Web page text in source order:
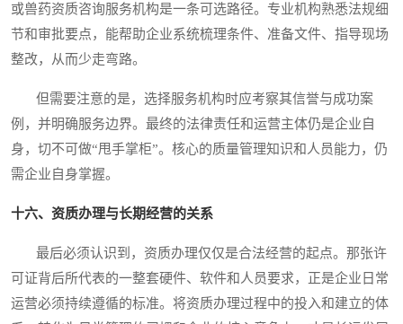
或兽药资质咨询服务机构是一条可选路径。专业机构熟悉法规细
节和审批要点，能帮助企业系统梳理条件、准备文件、指导现场
整改，从而少走弯路。
但需要注意的是，选择服务机构时应考察其信誉与成功案
例，并明确服务边界。最终的法律责任和运营主体仍是企业自
身，切不可做“甩手掌柜”。核心的质量管理知识和人员能力，仍
需企业自身掌握。
十六、资质办理与长期经营的关系
最后必须认识到，资质办理仅仅是合法经营的起点。那张许
可证背后所代表的一整套硬件、软件和人员要求，正是企业日常
运营必须持续遵循的标准。将资质办理过程中的投入和建立的体